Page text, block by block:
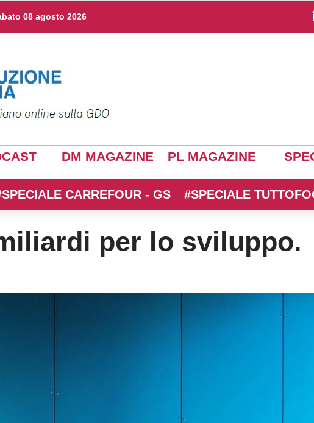
08 agosto 2026
DM MAGAZINE PL MAGAZINE
CARREFOUR - GS #SPECIALE
per lo sviluppo.